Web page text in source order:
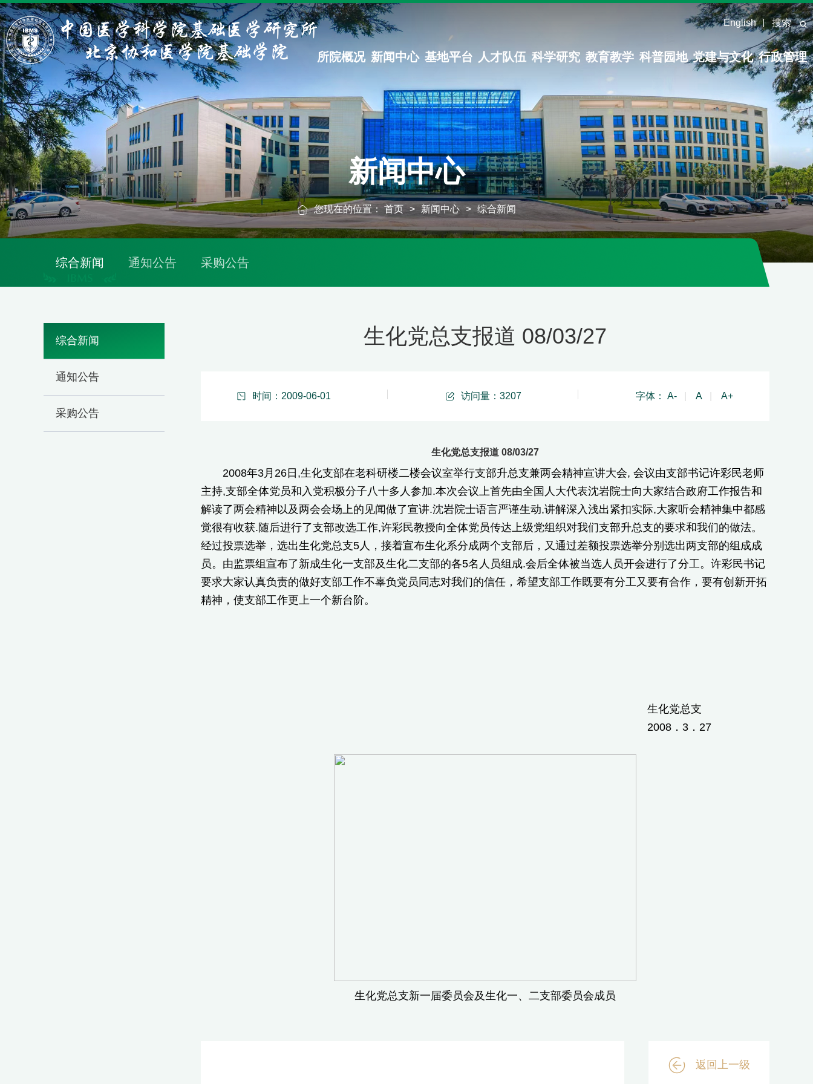
English 搜索
所院概况 新闻中心 基地平台 人才队伍 科学研究 教育教学 科普园地 党建与文化 行政管理
新闻中心
您现在的位置： 首页 > 新闻中心 > 综合新闻
综合新闻 通知公告 采购公告
综合新闻
通知公告
采购公告
生化党总支报道 08/03/27
时间：2009-06-01 访问量： 3207 字体： A- A A+
生化党总支报道 08/03/27
2008年3月26日,生化支部在老科研楼二楼会议室举行支部升总支兼两会精神宣讲大会, 会议由支部书记许彩民老师
主持,支部全体党员和入党积极分子八十多人参加.本次会议上首先由全国人大代表沈岩院士向大家结合政府工作报告和
解读了两会精神以及两会会场上的见闻做了宣讲.沈岩院士语言严谨生动,讲解深入浅出紧扣实际,大家听会精神集中都感
觉很有收获.随后进行了支部改选工作,许彩民教授向全体党员传达上级党组织对我们支部升总支的要求和我们的做法。
经过投票选举，选出生化党总支5人，接着宣布生化系分成两个支部后，又通过差额投票选举分别选出两支部的组成成
员。由监票组宣布了新成生化一支部及生化二支部的各5名人员组成.会后全体被当选人员开会进行了分工。许彩民书记
要求大家认真负责的做好支部工作不辜负党员同志对我们的信任，希望支部工作既要有分工又要有合作，要有创新开拓
精神，使支部工作更上一个新台阶。
生化党总支
2008．3．27
生化党总支新一届委员会及生化一、二支部委员会成员
返回上一级